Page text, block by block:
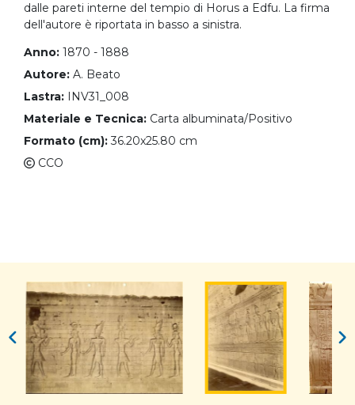
dalle pareti interne del tempio di Horus a Edfu. La firma
dell'autore è riportata in basso a sinistra.
Anno: 1870 - 1888
Autore: A. Beato
Lastra: INV31_008
Materiale e Tecnica: Carta albuminata/Positivo
Formato (cm): 36.20x25.80 cm
CCO